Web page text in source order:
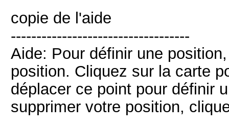
copie de l'aide
-----------------------------------
Aide: Pour définir une
position. Cliquez sur la carte
déplacer ce point pour définir
supprimer votre position,